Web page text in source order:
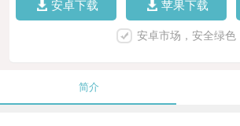
安卓下载 苹果下载
安卓市场，安全绿色
简介